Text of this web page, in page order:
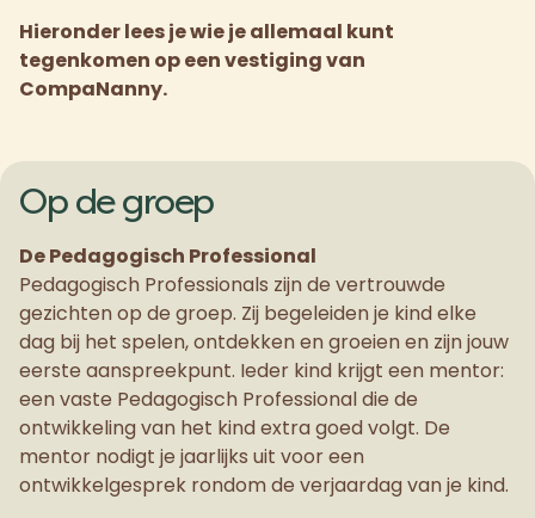
Hieronder lees je wie je allemaal kunt
tegenkomen op een vestiging van
CompaNanny.
Op de groep
De Pedagogisch Professional
Pedagogisch Professionals zijn de vertrouwde
gezichten op de groep. Zij begeleiden je kind elke
dag bij het spelen, ontdekken en groeien en zijn jouw
eerste aanspreekpunt. Ieder kind krijgt een mentor:
een vaste Pedagogisch Professional die de
ontwikkeling van het kind extra goed volgt. De
mentor nodigt je jaarlijks uit voor een
ontwikkelgesprek rondom de verjaardag van je kind.